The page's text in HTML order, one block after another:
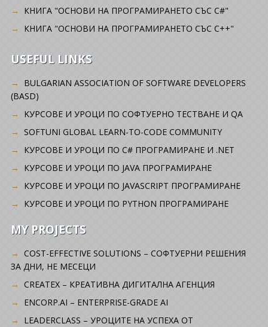
КНИГА "ОСНОВИ НА ПРОГРАМИРАНЕТО СЪС C#"
КНИГА "ОСНОВИ НА ПРОГРАМИРАНЕТО СЪС C++"
USEFUL LINKS
BULGARIAN ASSOCIATION OF SOFTWARE DEVELOPERS
(BASD)
KУРСОВЕ И УРОЦИ ПО СОФТУЕРНО ТЕСТВАНЕ И QA
SOFTUNI GLOBAL LEARN-TO-CODE COMMUNITY
КУРСОВЕ И УРОЦИ ПО C# ПРОГРАМИРАНЕ И .NET
КУРСОВЕ И УРОЦИ ПО JAVA ПРОГРАМИРАНЕ
КУРСОВЕ И УРОЦИ ПО JAVASCRIPT ПРОГРАМИРАНЕ
КУРСОВЕ И УРОЦИ ПО PYTHON ПРОГРАМИРАНЕ
MY PROJECTS
COST-EFFECTIVE SOLUTIONS – СОФТУЕРНИ РЕШЕНИЯ
ЗА ДНИ, НЕ МЕСЕЦИ
CREATEX – КРЕАТИВНА ДИГИТАЛНА АГЕНЦИЯ
ENCORP.AI – ENTERPRISE-GRADE AI
LEADERCLASS – УРОЦИТЕ НА УСПЕХА ОТ